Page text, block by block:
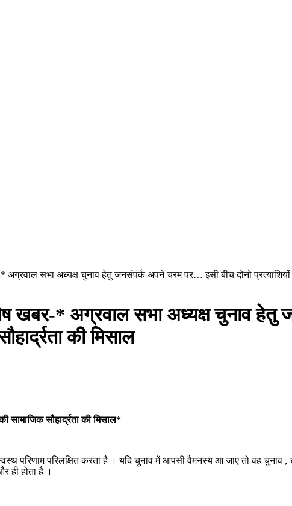
सभा अध्यक्ष चुनाव हेतु जनसंपर्क अपने चरम पर… इसी बीच दोनो प्रत्याशियों
खबर-* अग्रवाल सभा अध्यक्ष चुनाव
की मिसाल
सौहार्द्रता की मिसाल*
परिणाम परिलक्षित करता है । यदि चुनाव में आपसी वैमनस्य आ जाए तो वह
ही होता है ।